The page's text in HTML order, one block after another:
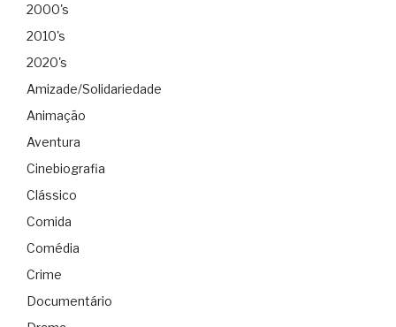
2000's
2010's
2020's
Amizade/Solidariedade
Animação
Aventura
Cinebiografia
Clássico
Comida
Comédia
Crime
Documentário